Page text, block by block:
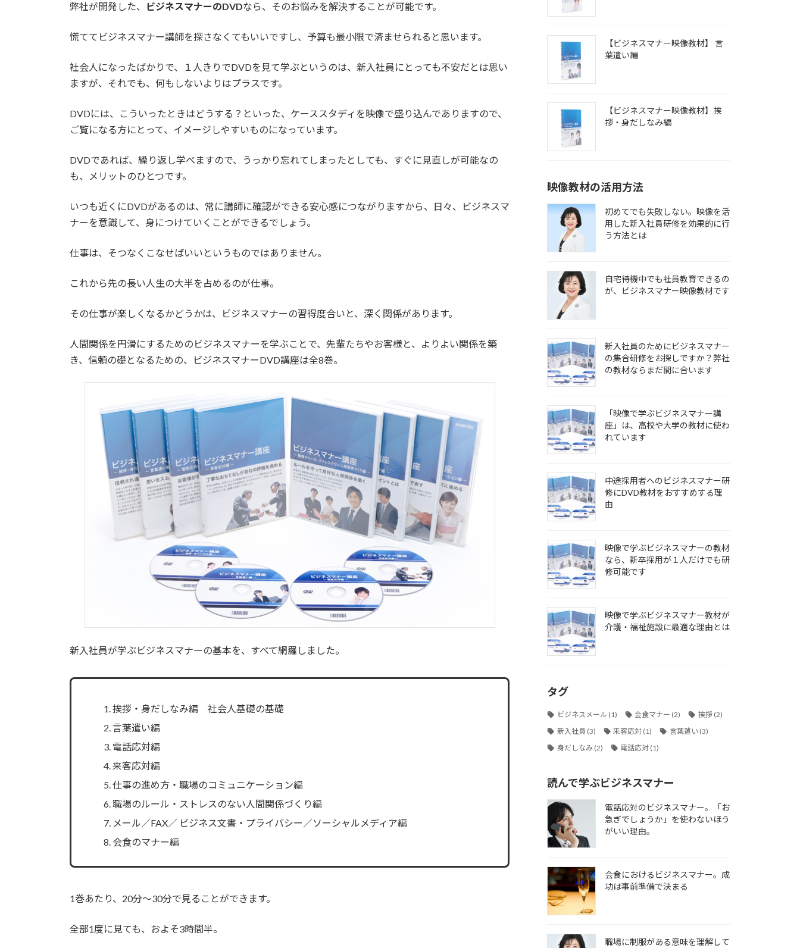
弊社が開発した、 ビジネスマナーのDVDなら、そのお悩みを解決することが可能です。
慌ててビジネスマナー講師を探さなくてもいいですし、予算も最小限で済ませられると思います。
社会人になったばかりで、１人きりでDVDを見て学ぶというのは、新入社員にとっても不安だとは思い
ますが、それでも、何もしないよりはプラスです。
DVDには、こういったときはどうする？といった、ケーススタディを映像で盛り込んでありますので、
ご覧になる方にとって、イメージしやすいものになっています。
DVDであれば、繰り返し学べますので、うっかり忘れてしまったとしても、すぐに見直しが可能なの
も、メリットのひとつです。
いつも近くにDVDがあるのは、常に講師に確認ができる安心感につながりますから、日々、ビジネスマ
ナーを意識して、身につけていくことができるでしょう。
仕事は、そつなくこなせばいいというものではありません。
これから先の長い人生の大半を占めるのが仕事。
その仕事が楽しくなるかどうかは、ビジネスマナーの習得度合いと、深く関係があります。
人間関係を円滑にするためのビジネスマナーを学ぶことで、先輩たちやお客様と、よりよい関係を築
き、信頼の礎となるための、ビジネスマナーDVD講座は全8巻。
新入社員が学ぶビジネスマナーの基本を、すべて網羅しました。
挨拶・身だしなみ編 社会人基礎の基礎
言葉遣い編
電話応対編
来客応対編
仕事の進め方・職場のコミュニケーション編
職場のルール・ストレスのない人間関係づくり編
メール／FAX／ ビジネス文書・プライバシー／ソーシャルメディア編
会食のマナー編
1巻あたり、20分～30分で見ることができます。
全部1度に見ても、およそ3時間半。
【ビジネスマナー映像教材】 言
葉遣い編
【ビジネスマナー映像教材】挨
拶・身だしなみ編
映像教材の活用方法
初めてでも失敗しない。映像を活
用した新入社員研修を効果的に行
う方法とは
自宅待機中でも社員教育できるの
が、ビジネスマナー映像教材です
新入社員のためにビジネスマナー
の集合研修をお探しですか？弊社
の教材ならまだ間に合います
「映像で学ぶビジネスマナー講
座」は、高校や大学の教材に使わ
れています
中途採用者へのビジネスマナー研
修にDVD教材をおすすめする理
由
映像で学ぶビジネスマナーの教材
なら、新卒採用が１人だけでも研
修可能です
映像で学ぶビジネスマナー教材が
介護・福祉施設に最適な理由とは
タグ
ビジネスメール (1) 会食マナー (2) 挨拶(2)
新入社員 (3) 来客応対 (1) 言葉遣い(3)
身だしなみ (2) 電話応対 (1)
読んで学ぶビジネスマナー
電話応対のビジネスマナー。「お
急ぎでしょうか」を使わないほう
がいい理由。
会食におけるビジネスマナー。成
功は事前準備で決まる
職場に制服がある意味を理解して